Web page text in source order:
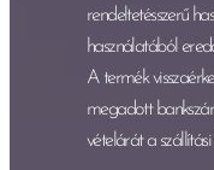
rendeltetésszerű
használatából
A termék
megadott
vételárát a